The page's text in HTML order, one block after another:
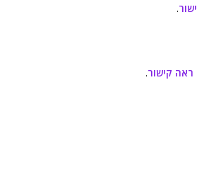
.
ראה קישור.